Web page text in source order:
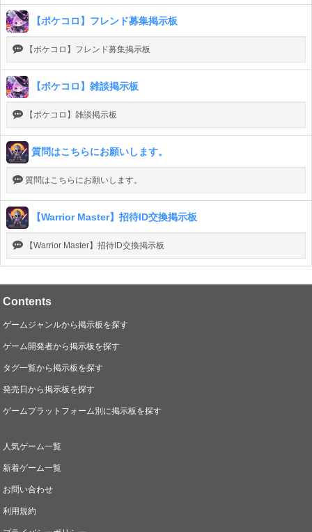
【ポケコロ】フレンド募集掲示板
【ポケコロ】フレンド募集掲示板
【ポケコロ】雑談掲示板
【ポケコロ】雑談掲示板
質問はこちらにお願いします。
質問はこちらにお願いします。
【Warrior Master】招待ID交換掲示板
【Warrior Master】招待ID交換掲示板
Contents
ゲームジャンルから掲示板を探す
ゲーム開発者から掲示板を探す
タグ一覧から掲示板を探す
発売日から掲示板を探す
ゲームプラットフォーム別に掲示板を探す
人気ゲーム一覧
新着ゲーム一覧
お問い合わせ
利用規約